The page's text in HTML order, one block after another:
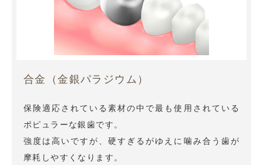
合金（金銀パラジウム）
保険適応されている素材の中で最も使用されている
ポピュラーな銀歯です。
強度は高いですが、硬すぎるがゆえに噛み合う歯が
摩耗しやすくなります。